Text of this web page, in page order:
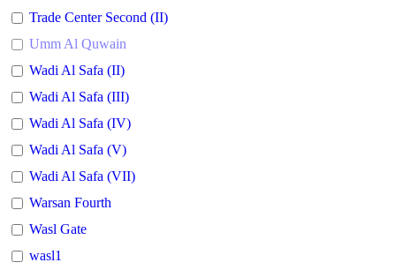
Trade Center Second (II)
Umm Al Quwain
Wadi Al Safa (II)
Wadi Al Safa (III)
Wadi Al Safa (IV)
Wadi Al Safa (V)
Wadi Al Safa (VII)
Warsan Fourth
Wasl Gate
wasl1